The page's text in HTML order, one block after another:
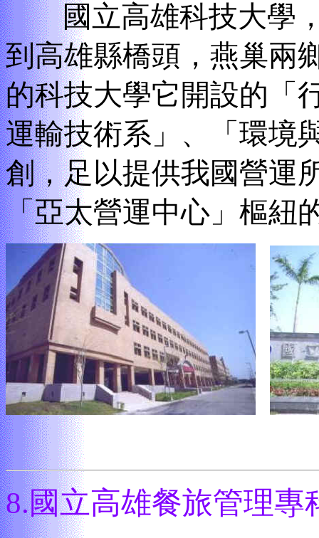
國立高雄科技大學，
到高雄縣橋頭，燕巢兩
的科技大學它開設的 「
運輸技術系 」、「 環境
創，足以提供我國營運
「亞太營運中心」樞紐
8.國立高雄餐旅管理專